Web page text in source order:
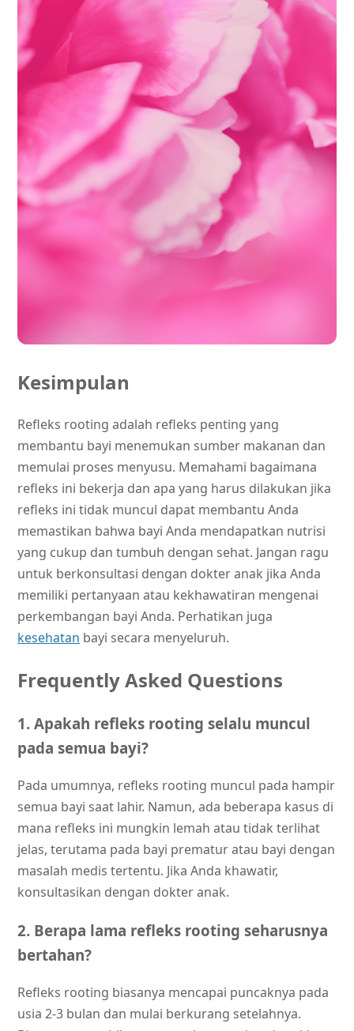
Kesimpulan
Refleks rooting adalah refleks penting yang
membantu bayi menemukan sumber makanan dan
memulai proses menyusu. Memahami bagaimana
refleks ini bekerja dan apa yang harus dilakukan jika
refleks ini tidak muncul dapat membantu Anda
memastikan bahwa bayi Anda mendapatkan nutrisi
yang cukup dan tumbuh dengan sehat. Jangan ragu
untuk berkonsultasi dengan dokter anak jika Anda
memiliki pertanyaan atau kekhawatiran mengenai
perkembangan bayi Anda. Perhatikan juga
kesehatan bayi secara menyeluruh.
Frequently Asked Questions
1. Apakah refleks rooting selalu muncul
pada semua bayi?
Pada umumnya, refleks rooting muncul pada hampir
semua bayi saat lahir. Namun, ada beberapa kasus di
mana refleks ini mungkin lemah atau tidak terlihat
jelas, terutama pada bayi prematur atau bayi dengan
masalah medis tertentu. Jika Anda khawatir,
konsultasikan dengan dokter anak.
2. Berapa lama refleks rooting seharusnya
bertahan?
Refleks rooting biasanya mencapai puncaknya pada
usia 2-3 bulan dan mulai berkurang setelahnya.